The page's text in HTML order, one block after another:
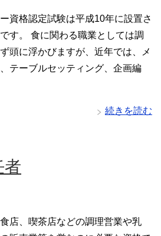
資格認定試験は平成10年に設置さ
す。 食に関わる職業としては調
頭に浮かびますが、近年では、メ
テーブルセッティング、企画編
続きを読む
者
店、喫茶店などの調理営業や乳